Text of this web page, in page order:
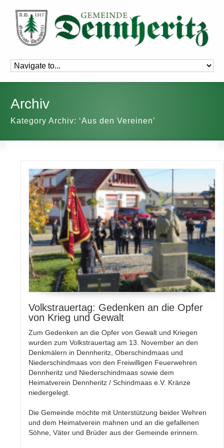
Archiv
Kategory Archiv: ‘Aus den Vereinen’
Volkstrauertag: Gedenken an die Opfer
von Krieg und Gewalt
Zum Gedenken an die Opfer von Gewalt und Kriegen
wurden zum Volkstrauertag am 13. November an den
Denkmälern in Dennheritz, Oberschindmaas und
Niederschindmaas von den Freiwilligen Feuerwehren
Dennheritz und Niederschindmaas sowie dem
Heimatverein Dennheritz / Schindmaas e.V. Kränze
niedergelegt.
Die Gemeinde möchte mit Unterstützung beider Wehren
und dem Heimatverein mahnen und an die gefallenen
Söhne, Väter und Brüder aus der Gemeinde erinnern.